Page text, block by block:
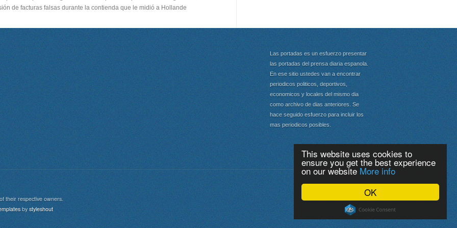
OK
This website uses cookies to
ensure you get the best experience
on our website More info
de facturas falsas durante la contienda que le midió a Hollande
Las portadas es un esfuerzo presentar
las portadas del prensa diaria espanola.
En ese sitio ustedes van a encontrar
periodicos politicos, deportivos,
economicos y locales del mismo dia
como archivo de dias anteriores. Se
hace seguido esfuerzo para incluir los
mas periodicos posibles.
their respective owners.
by styleshout